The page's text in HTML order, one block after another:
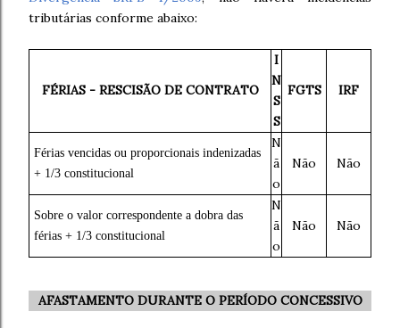
tributárias conforme abaixo:
FÉRIAS - RESCISÃO DE CONTRATO
I
N
S
S
FGTS IRF
Férias vencidas ou proporcionais indenizadas
+ 1/3 constitucional
N
ã
o
Não Não
Sobre o valor correspondente a dobra das
férias + 1/3 constitucional
N
ã
o
Não Não
AFASTAMENTO DURANTE O PERÍODO CONCESSIVO